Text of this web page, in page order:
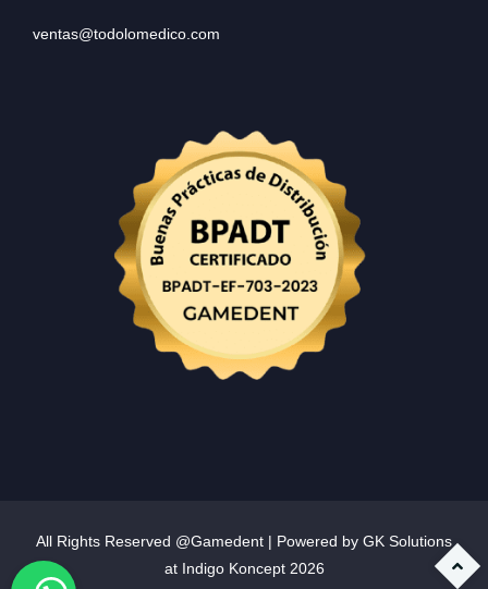
ventas@todolomedico.com
All Rights Reserved @Gamedent | Powered by GK Solutions
at Indigo Koncept 2026